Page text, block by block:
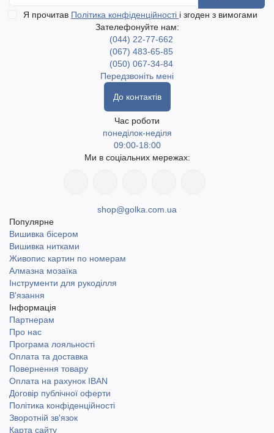
Я прочитав Політика конфіденційності і згоден з вимогами
Зателефонуйте нам:
(044) 22-77-662
(067) 483-65-85
(050) 067-34-84
Передзвоніть мені
До контактів
Час роботи
понеділок-неділя
09:00-18:00
Ми в соціальних мережах:
shop@golka.com.ua
Популярне
Вишивка бісером
Вишивка нитками
Живопис картин по номерам
Алмазна мозаїка
Інструменти для рукоділля
В'язання
Інформація
Партнерам
Про нас
Програма лояльності
Оплата та доставка
Повернення товару
Оплата на рахунок IBAN
Договір публічної оферти
Політика конфіденційності
Зворотній зв'язок
Карта сайту